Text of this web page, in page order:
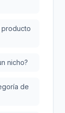
producto
nicho?
de